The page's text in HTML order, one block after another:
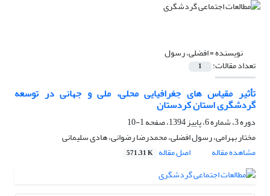
نویسنده =افضلی، رسول
تعداد مقالات: 1
تأثیر مقیاس های جغرافیایی محلی، ملی و جهانی در توسعه
گردشگری استان کردستان
دوره 3، شماره 6، پاییز 1394، صفحه
1-10
مختار بهرامی، رسول افضلی، محمدرضا رضوانی، هادی سلیمانی
مشاهده مقاله
اصل مقاله 571.31 K